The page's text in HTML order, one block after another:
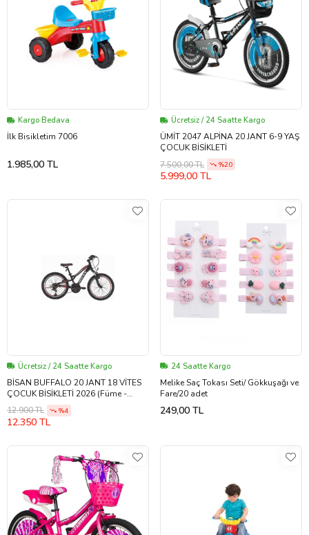
Kargo Bedava
İlk Bisikletim 7006
1.985,00 TL
Ücretsiz / 24 Saatte Kargo
ÜMİT 2047 ALPİNA 20 JANT 6-9 YAŞ
ÇOCUK BİSİKLETİ
7.500,00 TL
%20
5.999,00 TL
Ücretsiz / 24 Saatte Kargo
BİSAN BUFFALO 20 JANT 18 VİTES
ÇOCUK BİSİKLETİ 2026 (Füme -
Kırmızı)
12.900 TL %4
12.350 TL
24 Saatte Kargo
Melike Saç Tokası Seti/ Gökkuşağı ve
Fare/20 adet
249,00 TL